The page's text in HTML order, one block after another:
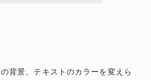
背景、テキストのカラーを変えら